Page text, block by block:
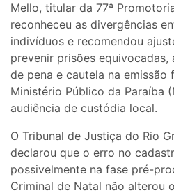
Mello, titular da 77ª
reconheceu as divergências
indivíduos e recomendou
prevenir prisões
de pena e cautela na emissão
Ministério Público da Paraíba
audiência de custódia local.
O Tribunal de Justiça do Rio
declarou que o erro no
possivelmente na fase pré-
Criminal de Natal não alterou